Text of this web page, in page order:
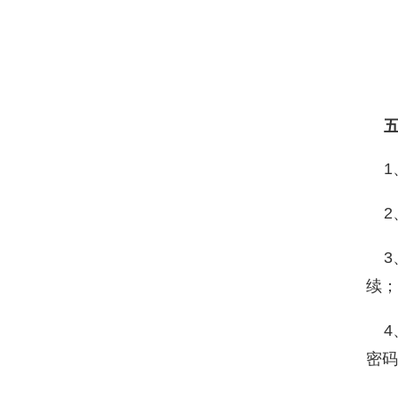
五
1
2
3
续；
4
密